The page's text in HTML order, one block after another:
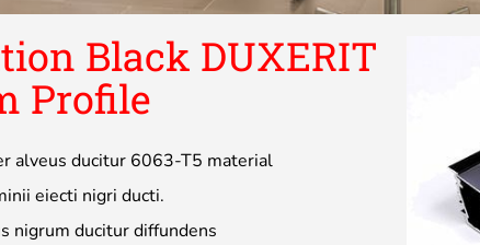
Black DUXERIT
Profile
alveus ducitur 6063-T5 material
eiecti nigri ducti.
nigrum ducitur diffundens